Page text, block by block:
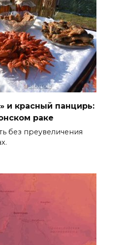
и красный панцирь:
раке
без преувеличения